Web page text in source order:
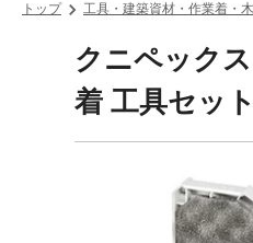
トップ 工具・建築資材・作業着・
クニペック
着 工具セッ